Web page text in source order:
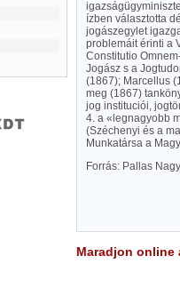
ízben választotta
jogászegylet
problemáit érinti a
Constitutio
Jogász s a
(1867); Marcellus
meg (1867)
jog instituciói,
4. a «legnagyobb
(Széchenyi és a
Munkatársa a
Forrás: Pallas
Maradjon online